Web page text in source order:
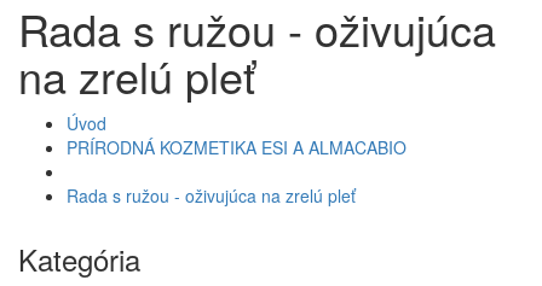
Rada s ružou - oživujúca
na zrelú pleť
Úvod
PRÍRODNÁ KOZMETIKA ESI A ALMACABIO
Rada s ružou - oživujúca na zrelú pleť
Kategória